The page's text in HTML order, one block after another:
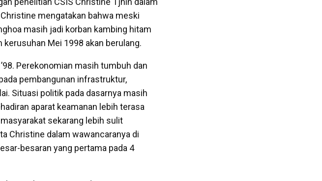
mengatakan bahwa meski
masih jadi korban kambing hitam
kerusuhan Mei 1998 akan berulang.
Perekonomian masih tumbuh dan
pembangunan infrastruktur,
Situasi politik pada dasarnya masih
aparat keamanan lebih terasa
sekarang lebih sulit
Christine dalam wawancaranya di
besaran yang pertama pada 4